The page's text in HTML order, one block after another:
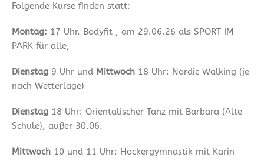
Folgende Kurse finden statt:
Montag: 17 Uhr. Bodyfit , am 29.06.26 als SPORT IM
PARK für alle,
Dienstag 9 Uhr und Mittwoch 18 Uhr: Nordic Walking (je
nach Wetterlage)
Dienstag 18 Uhr: Orientalischer Tanz mit Barbara (Alte
Schule), außer 30.06.
Mittwoch 10 und 11 Uhr: Hockergymnastik mit Karin